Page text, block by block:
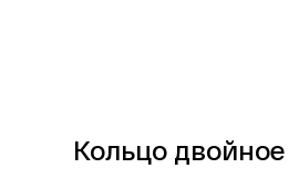
Кольцо двойное